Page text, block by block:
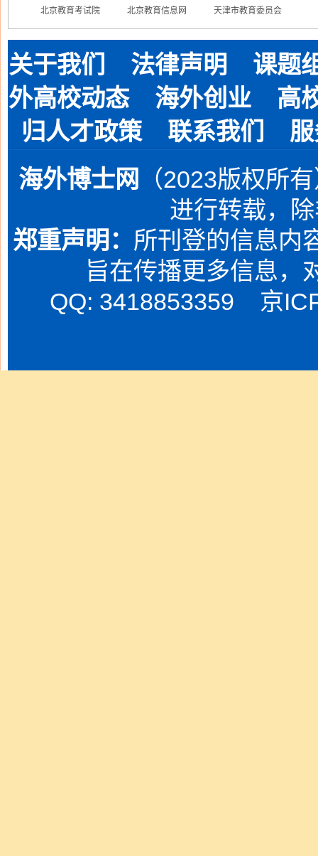
北京教育考试院 北京教育信息网 天津市教育委员会
关于我们 法律声明
课题
外高校动态
海外创业
高
归人才政策
联系我们
海外博士网
（2023版权所
进行转载，
郑重声明： 所刊登的信息内
旨在传播更多信息，
QQ: 3418853359 京